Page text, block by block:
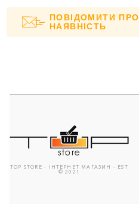
ПОВІДОМИТИ ПРО
НАЯВНІСТЬ
TOP STORE - ІНТЕРНЕТ МАГАЗИН - EST
© 2021